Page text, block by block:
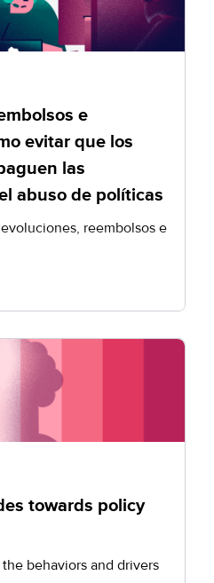
e
evitar que los
las
abuso de políticas
reembolsos e
towards policy
behaviors and drivers